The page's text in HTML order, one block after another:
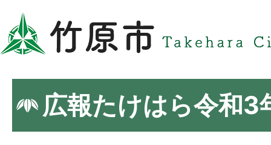
広報たけはら令和3